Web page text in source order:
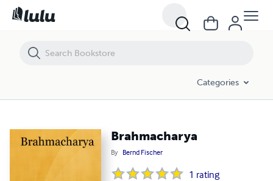
Categories
Brahmacharya
By Bernd Fischer
1 rating
Brahmacharya